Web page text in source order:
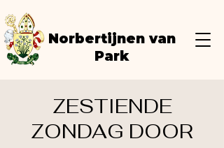
Norbertijnen van
Park
ZESTIENDE
ZONDAG DOOR